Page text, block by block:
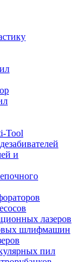
Tool
и
лазеров
шлифмашин
пил